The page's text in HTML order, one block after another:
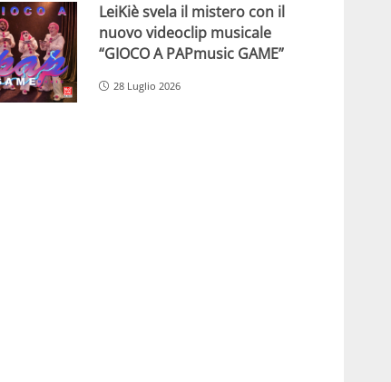
LeiKiè svela il mistero con il
nuovo videoclip musicale
“GIOCO A PAPmusic GAME”
28 Luglio 2026